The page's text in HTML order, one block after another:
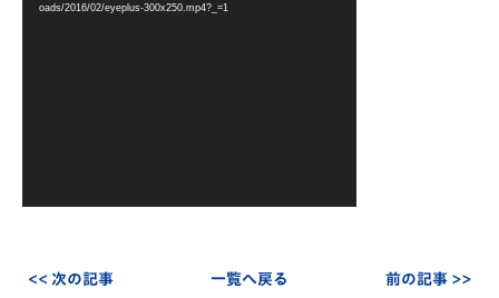
oads/2016/02/eyeplus-300x250.mp4?_=1
<< 次の記事 一覧へ戻る 前の記事 >>